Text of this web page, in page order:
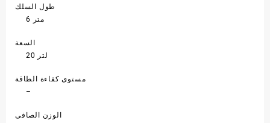
طول السلك
6 متر
السعة
20 لتر
مستوى كفاءة الطاقة
–
الوزن الصافى